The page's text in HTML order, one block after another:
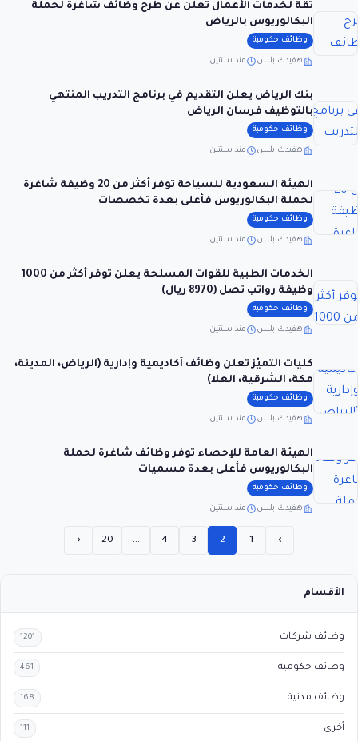
ثقة لخدمات الأعمال تعلن عن طرح وظائف شاغرة لحملة
البكالوريوس بالرياض
وظائف حكومية
هفيدك بلس منذ سنتين
بنك الرياض يعلن التقديم في برنامج التدريب المنتهي
بالتوظيف فرسان الرياض
وظائف حكومية
هفيدك بلس منذ سنتين
الهيئة السعودية للسياحة توفر أكثر من 20 وظيفة شاغرة
لحملة البكالوريوس فأعلى بعدة تخصصات
وظائف حكومية
هفيدك بلس منذ سنتين
الخدمات الطبية للقوات المسلحة يعلن توفر أكثر من 1000
وظيفة رواتب تصل (8970 ريال)
وظائف حكومية
هفيدك بلس منذ سنتين
كليات التميّز تعلن وظائف أكاديمية وإدارية (الرياض، المدينة،
مكة، الشرقية، العلا)
وظائف حكومية
هفيدك بلس منذ سنتين
الهيئة العامة للإحصاء توفر وظائف شاغرة لحملة
البكالوريوس فأعلى بعدة مسميات
وظائف حكومية
هفيدك بلس منذ سنتين
›
1
2
3
4
…
20
‹
الأقسام
وظائف شركات 1201
وظائف حكومية 461
وظائف مدنية 168
أخرى 111